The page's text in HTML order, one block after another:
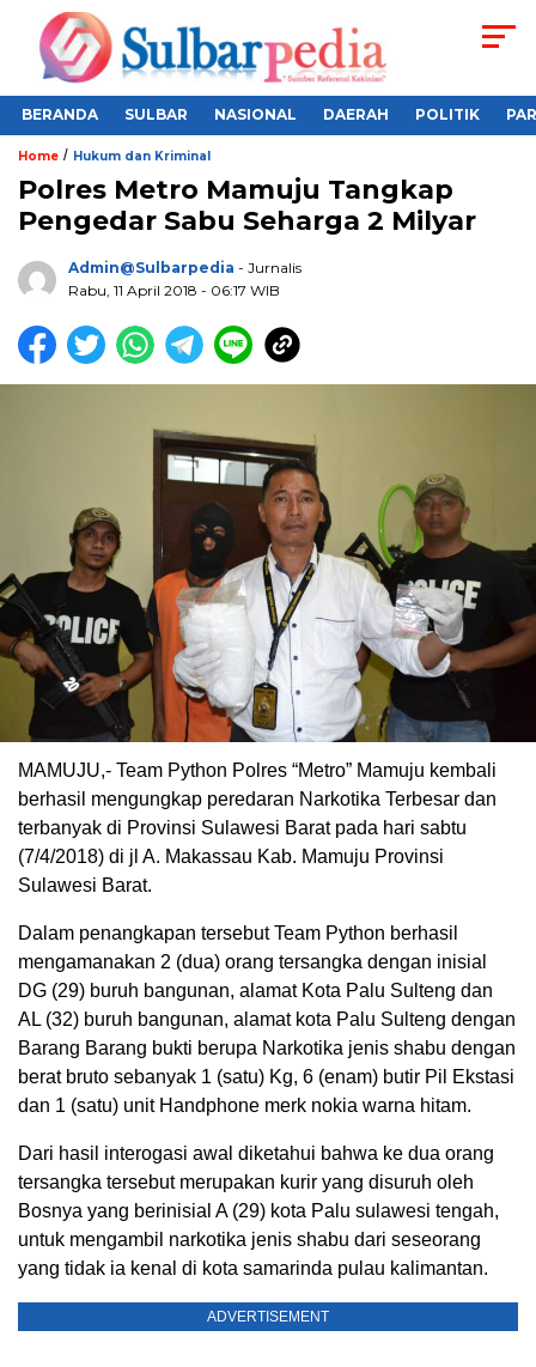
BERANDA SULBAR NASIONAL DAERAH POLITIK
Home / Hukum dan Kriminal
Polres Metro Mamuju Tangkap
Pengedar Sabu Seharga 2 Milyar
Admin@sulbarpedia - Jurnalis
Rabu, 11 April 2018 - 06:17 WIB
MAMUJU,- Team Python Polres “Metro” Mamuju kembali
berhasil mengungkap peredaran Narkotika Terbesar dan
terbanyak di Provinsi Sulawesi Barat pada hari sabtu
(7/4/2018) di jl A. Makassau Kab. Mamuju Provinsi
Sulawesi Barat.
Dalam penangkapan tersebut Team Python berhasil
mengamanakan 2 (dua) orang tersangka dengan inisial
DG (29) buruh bangunan, alamat Kota Palu Sulteng dan
AL (32) buruh bangunan, alamat kota Palu Sulteng dengan
Barang Barang bukti berupa Narkotika jenis shabu dengan
berat bruto sebanyak 1 (satu) Kg, 6 (enam) butir Pil Ekstasi
dan 1 (satu) unit Handphone merk nokia warna hitam.
Dari hasil interogasi awal diketahui bahwa ke dua orang
tersangka tersebut merupakan kurir yang disuruh oleh
Bosnya yang berinisial A (29) kota Palu sulawesi tengah,
untuk mengambil narkotika jenis shabu dari seseorang
yang tidak ia kenal di kota samarinda pulau kalimantan.
ADVERTISEMENT